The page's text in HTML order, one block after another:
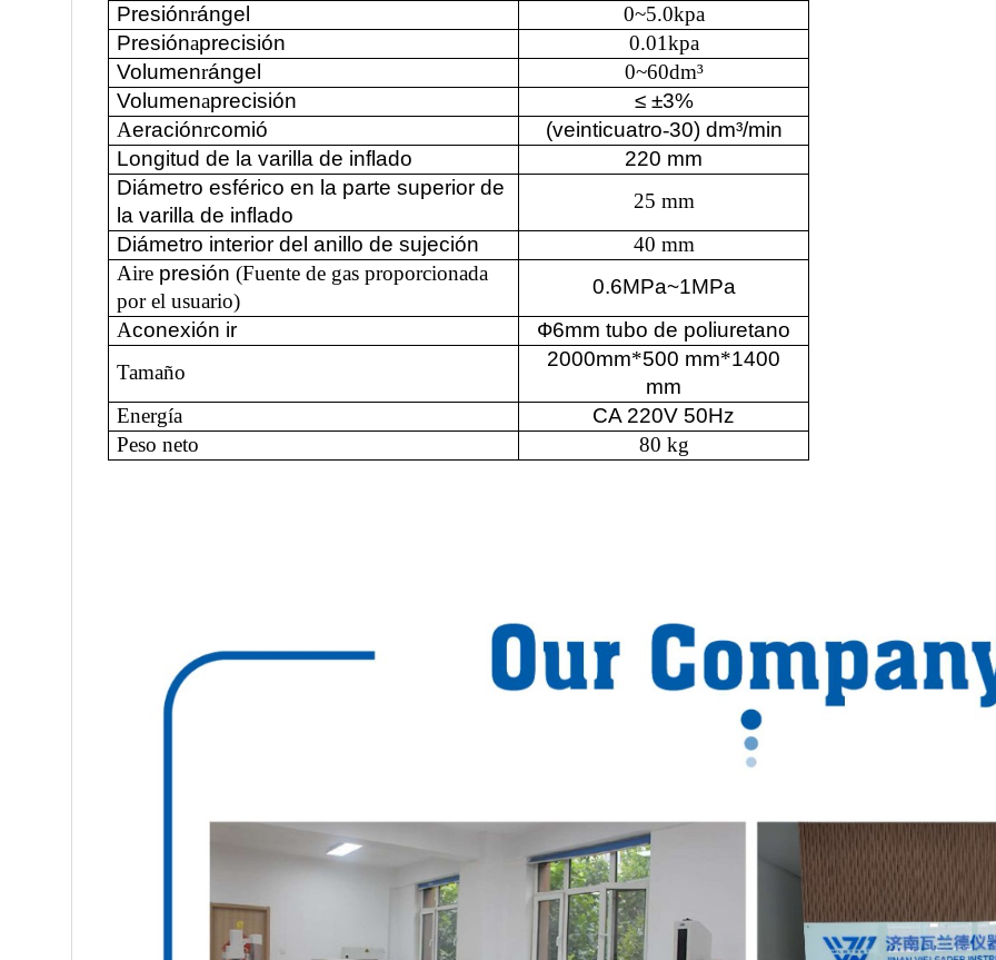
Presiónrángel
0~5.0kpa
Presiónaprecisión
0.01kpa
Volumenrángel 0~60dm³
Volumenaprecisión ≤ ±3%
Aeraciónrcomió (veinticuatro-30) dm³/min
Longitud de la varilla de inflado
220 mm
Diámetro esférico en la parte superior de
la varilla de inflado
25 mm
Diámetro interior del anillo de sujeción
40 mm
Aire presión (Fuente de gas proporcionada
por el usuario)
0.6MPa~1MPa
Aconexión ir Ф6mm tubo de poliuretano
Tamaño
2000mm*500 mm*1400
mm
Energía
CA 220V 50Hz
Peso neto
80 kg